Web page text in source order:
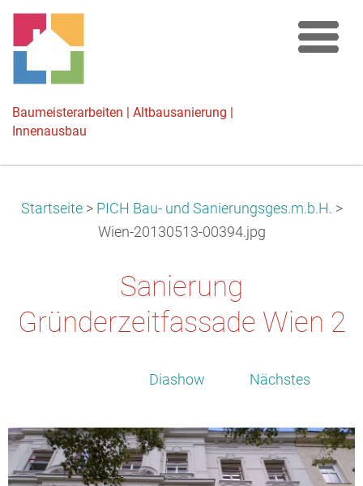
Baumeisterarbeiten | Altbausanierung |
Innenausbau
Startseite > PICH Bau- und Sanierungsges.m.b.H. >
Wien-20130513-00394.jpg
Sanierung
Gründerzeitfassade Wien 2
Diashow Nächstes